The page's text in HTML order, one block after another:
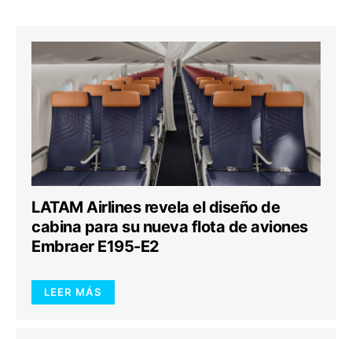
LATAM Airlines revela el diseño de
cabina para su nueva flota de aviones
Embraer E195-E2
LEER MÁS